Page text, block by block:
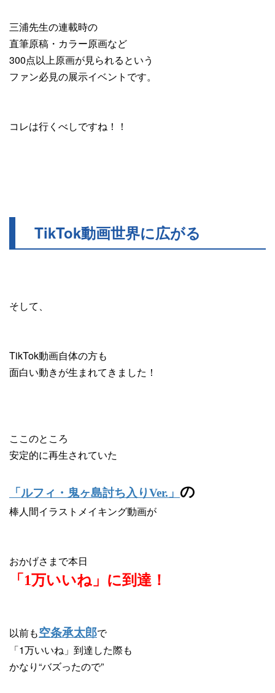
三浦先生の連載時の
直筆原稿・カラー原画など
300点以上原画が見られるという
ファン必見の展示イベントです。
コレは行くべしですね！！
TikTok動画世界に広がる
そして、
TikTok動画自体の方も
面白い動きが生まれてきました！
ここのところ
安定的に再生されていた
「ルフィ・鬼ヶ島討ち入りVer.」 の
棒人間イラストメイキング動画が
おかげさまで本日
「1万いいね」に到達！
以前も空条承太郎で
「1万いいね」到達した際も
かなり“バズったので”